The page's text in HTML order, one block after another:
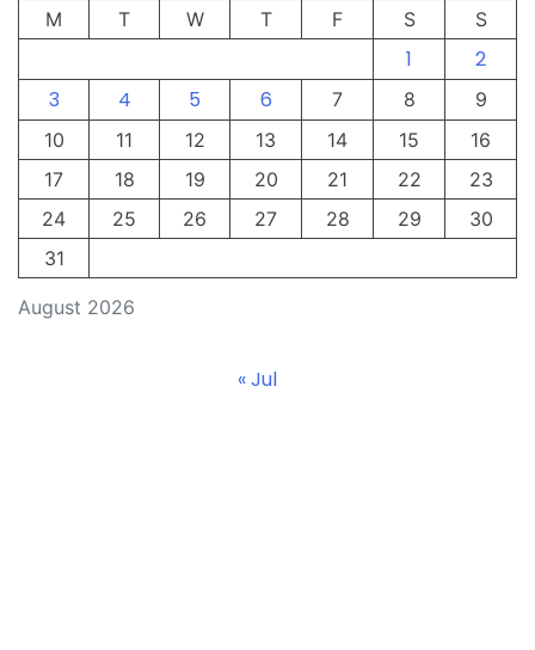
August 2026
M T W T F S S
1
2
3
4 5 6 7 8
9
10
11 12 13 14 15
16
17
18 19 20 21 22
23
24
25 26 27 28 29
30
31
« Jul